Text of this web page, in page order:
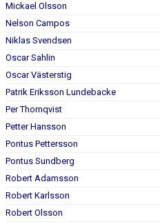
Mickael Olsson
Nelson Campos
Niklas Svendsen
Oscar Sahlin
Oscar Västerstig
Patrik Eriksson Lundebacke
Per Thornqvist
Petter Hansson
Pontus Pettersson
Pontus Sundberg
Robert Adamsson
Robert Karlsson
Robert Olsson